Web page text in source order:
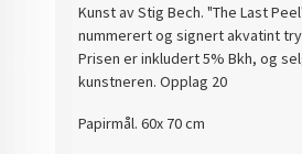
Kunst av Stig Bech. "The Last
nummerert og signert akvatint
Prisen er inkludert 5% Bkh, og
kunstneren. Opplag 20
Papirmål. 60x 70 cm